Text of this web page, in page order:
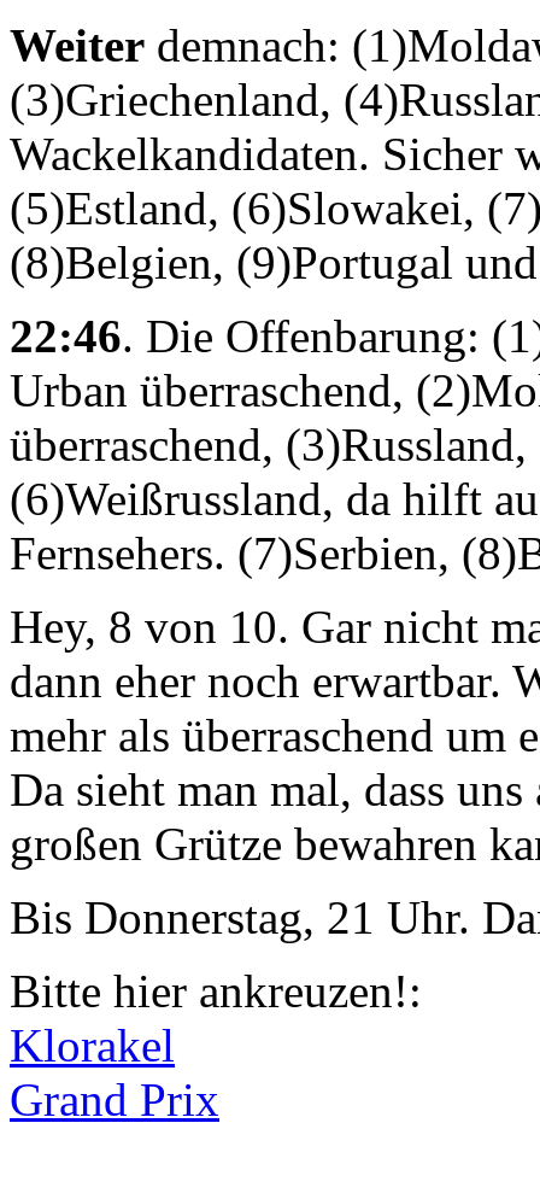
Weiter demnach:
(3)Griechenland,
Wackelkandidaten. Sicher
(5)Estland, (6)Slowakei,
(8)Belgien, (9)Portugal
22:46. Die Offenbarung:
Urban überraschend,
überraschend,
(6)Weißrussland, da hilft
Fernsehers. (7)Serbien,
Hey, 8 von 10. Gar nicht
dann eher noch erwartbar.
mehr als überraschend um
Da sieht man mal, dass
großen Grütze bewahren
Bis Donnerstag, 21 Uhr.
Bitte hier ankreuzen!:
Klorakel
Grand Prix